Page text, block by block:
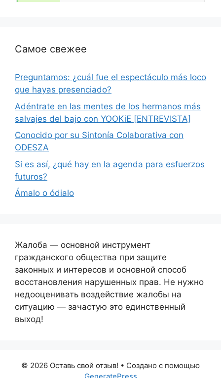
Самое свежее
Preguntamos: ¿cuál fue el espectáculo más loco
que hayas presenciado?
Adéntrate en las mentes de los hermanos más
salvajes del bajo con YOOKiE [ENTREVISTA]
Conocido por su Sintonía Colaborativa con
ODESZA
Si es así, ¿qué hay en la agenda para esfuerzos
futuros?
Ámalo o ódialo
Жалоба — основной инструмент
гражданского общества при защите
законных и интересов и основной способ
восстановления нарушенных прав. Не нужно
недооценивать воздействие жалобы на
ситуацию — зачастую это единственный
выход!
© 2026 Оставь свой отзыв! • Создано с помощью